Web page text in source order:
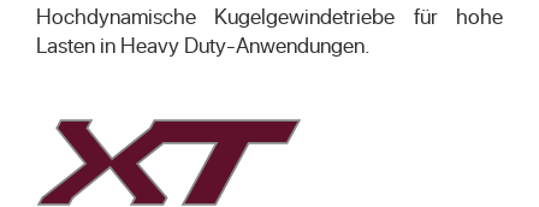
Hochdynamische Kugelgewindetriebe für hohe
Lasten in Heavy Duty-Anwendungen.